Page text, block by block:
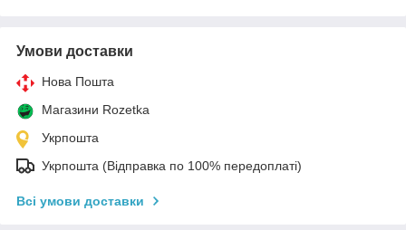
Умови доставки
Нова Пошта
Магазини Rozetka
Укрпошта
Укрпошта (Відправка по 100% передоплаті)
Всі умови доставки